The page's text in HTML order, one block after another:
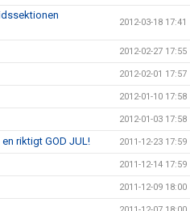
2012-03-18 17:41
2012-02-27 17:55
2012-02-01 17:57
2012-01-10 17:58
2012-01-03 17:58
riktigt GOD JUL! 2011-12-23 17:59
2011-12-14 17:59
2011-12-09 18:00